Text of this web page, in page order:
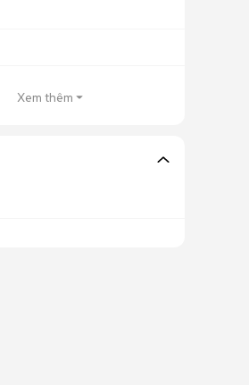
Xem thêm